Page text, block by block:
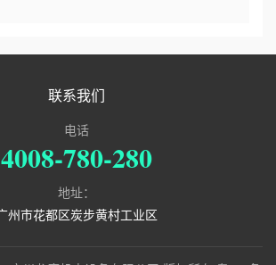
联系我们
电话
4008-780-280
地址：
州市花都区炭步黄村工业区